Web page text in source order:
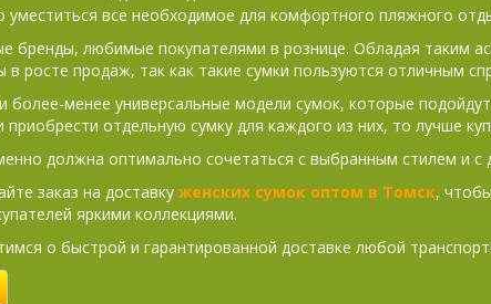
уместиться все необходимое для комфортного пляжного
бренды, любимые покупателями в рознице. Обладая таким
в росте продаж, так как такие сумки пользуются отличным
более-менее универсальные модели сумок, которые
отдельную сумку для каждого из них, то лучше
должна оптимально сочетаться с выбранным стилем и
заказ на доставку женских сумок оптом в Томск,
яркими коллекциями.
о быстрой и гарантированной доставке любой